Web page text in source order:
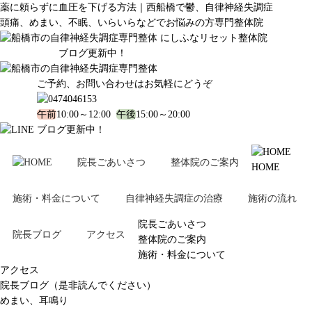
薬に頼らずに血圧を下げる方法｜西船橋で鬱、自律神経失調症
頭痛、めまい、不眠、いらいらなどでお悩みの方専門整体院
ブログ更新中！
ご予約、お問い合わせはお気軽にどうぞ
午前10:00～12:00 午後15:00～20:00
ブログ更新中！
院長ごあいさつ 整体院のご案内
施術・料金について 自律神経失調症の治療 施術の流れ
院長ブログ アクセス
HOME
院長ごあいさつ
整体院のご案内
施術・料金について
アクセス
院長ブログ（是非読んでください）
めまい、耳鳴り